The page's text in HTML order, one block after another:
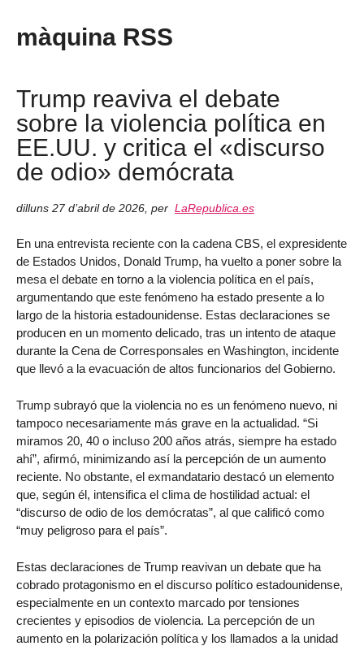
màquina RSS
Trump reaviva el debate
sobre la violencia política en
EE.UU. y critica el «discurso
de odio» demócrata
dilluns 27 d’abril de 2026 per LaRepublica.es
En una entrevista reciente con la cadena CBS, el expresidente
de Estados Unidos, Donald Trump, ha vuelto a poner sobre la
mesa el debate en torno a la violencia política en el país,
argumentando que este fenómeno ha estado presente a lo
largo de la historia estadounidense. Estas declaraciones se
producen en un momento delicado, tras un intento de ataque
durante la Cena de Corresponsales en Washington, incidente
que llevó a la evacuación de altos funcionarios del Gobierno.
Trump subrayó que la violencia no es un fenómeno nuevo, ni
tampoco necesariamente más grave en la actualidad. “Si
miramos 20, 40 o incluso 200 años atrás, siempre ha estado
ahí”, afirmó, minimizando así la percepción de un aumento
reciente. No obstante, el exmandatario destacó un elemento
que, según él, intensifica el clima de hostilidad actual: el
“discurso de odio de los demócratas”, al que calificó como
“muy peligroso para el país”.
Estas declaraciones de Trump reavivan un debate que ha
cobrado protagonismo en el discurso político estadounidense,
especialmente en un contexto marcado por tensiones
crecientes y episodios de violencia. La percepción de un
aumento en la polarización política y los llamados a la unidad